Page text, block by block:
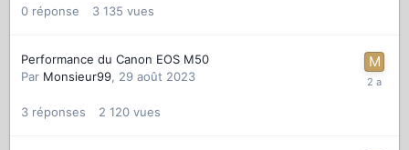
0 réponse 3 135 vues
Performance du Canon EOS M50
Par Monsieur99, 29 août 2023
3 réponses 2 120 vues